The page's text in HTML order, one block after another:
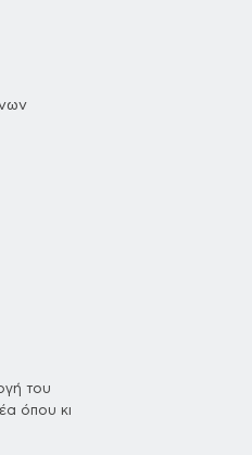
του
όπου κι